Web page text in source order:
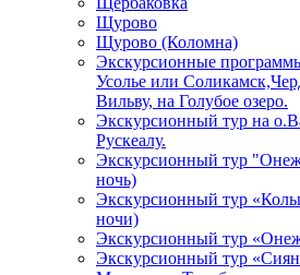
Щурово
Щурово (Коломна)
Экскурсионные
Усолье или
Вильву, на Голубое озеро.
Экскурсионный тур на
Рускеалу.
Экскурсионный тур
ночь)
Экскурсионный тур
ночи)
Экскурсионный тур
Экскурсионный тур